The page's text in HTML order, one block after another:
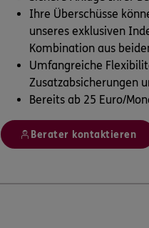
Ihre Überschüsse
unseres exklusiven
Kombination aus
Umfangreiche
Zusatzabsicherungen
Bereits ab 25 Euro/
Berater kontaktieren